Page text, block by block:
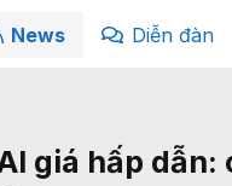
News Diễn đàn
giá hấp dẫn: